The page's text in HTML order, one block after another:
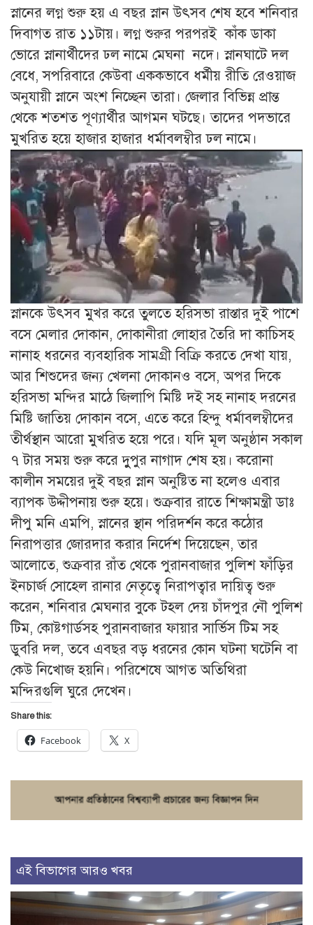
স্নানের লগ্ন শুরু হয় এ বছর স্নান উৎসব শেষ হবে শনিবার
দিবাগত রাত ১১টায়। লগ্ন শুরুর পরপরই কাঁক ডাকা
ভোরে স্নানার্থীদের ঢল নামে মেঘনা নদে। স্নানঘাটে দল
বেধে, সপরিবারে কেউবা এককভাবে ধর্মীয় রীতি রেওয়াজ
অনুযায়ী স্নানে অংশ নিচ্ছেন তারা। জেলার বিভিন্ন প্রান্ত
থেকে শতশত পূণ্যার্থীর আগমন ঘটছে। তাদের পদভারে
মুখরিত হয়ে হাজার হাজার ধর্মাবলম্বীর ঢল নামে।
স্নানকে উৎসব মুখর করে তুলতে হরিসভা রাস্তার দুই পাশে
বসে মেলার দোকান, দোকানীরা লোহার তৈরি দা কাচিসহ
নানাহ ধরনের ব্যবহারিক সামগ্রী বিক্রি করতে দেখা যায়,
আর শিশুদের জন্য খেলনা দোকানও বসে, অপর দিকে
হরিসভা মন্দির মাঠে জিলাপি মিষ্টি দই সহ নানাহ দরনের
মিষ্টি জাতিয় দোকান বসে, এতে করে হিন্দু ধর্মাবলম্বীদের
তীর্থস্থান আরো মুখরিত হয়ে পরে। যদি মূল অনুষ্ঠান সকাল
৭ টার সময় শুরু করে দুুপুর নাগাদ শেষ হয়। করোনা
কালীন সময়ের দুই বছর স্নান অনুষ্টিত না হলেও এবার
ব্যাপক উদ্দীপনায় শুরু হয়ে। শুক্রবার রাতে শিক্ষামন্ত্রী ডাঃ
দীপু মনি এমপি, স্নানের স্থান পরিদর্শন করে কঠোর
নিরাপত্তার জোরদার করার নির্দেশ দিয়েছেন, তার
আলোতে, শুক্রবার রাঁত থেকে পুরানবাজার পুলিশ ফাঁড়ির
ইনচার্জ সোহেল রানার নেতৃত্বে নিরাপত্বার দায়িত্ব শুরু
করেন, শনিবার মেঘনার বুকে টহল দেয় চাঁদপুর নৌ পুলিশ
টিম, কোষ্টগার্ডসহ পুরানবাজার ফায়ার সার্ভিস টিম সহ
ডুবরি দল, তবে এবছর বড় ধরনের কোন ঘটনা ঘটেনি বা
কেউ নিখোজ হয়নি। পরিশেষে আগত অতিথিরা
মন্দিরগুলি ঘুরে দেখেন।
Share this:
Facebook X
এই বিভাগের আরও খবর